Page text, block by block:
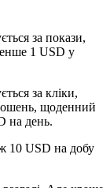
за покази,
1 USD у
за кліки,
щоденний
на день.
10 USD на добу